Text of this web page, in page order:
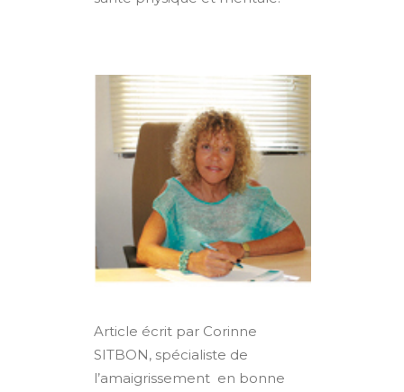
Article écrit par Corinne
SITBON, spécialiste de
l’amaigrissement en bonne